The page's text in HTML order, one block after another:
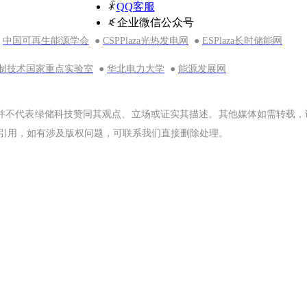
ꁗ QQ客服
ꀥ 企业微信公众号
中国可再生能源学会 ● CSPPlaza光热发电网 ● ESPlaza长时储能网
技术国家重点实验室 ● 华北电力大学 ● 能源发展网
代表绿储科技赞同其观点、立场或证实其描述。其他媒体如需转载
，如有涉及版权问题，可联系我们直接删除处理。